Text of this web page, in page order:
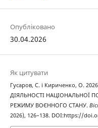
Опубліковано
30.04.2026
Як цитувати
Гусаров, С. і Кириченко, О.
ДІЯЛЬНОСТІ НАЦІОНАЛЬНОЇ
РЕЖИМУ ВОЄННОГО СТАНУ.
2026), 126–138. DOI:https://